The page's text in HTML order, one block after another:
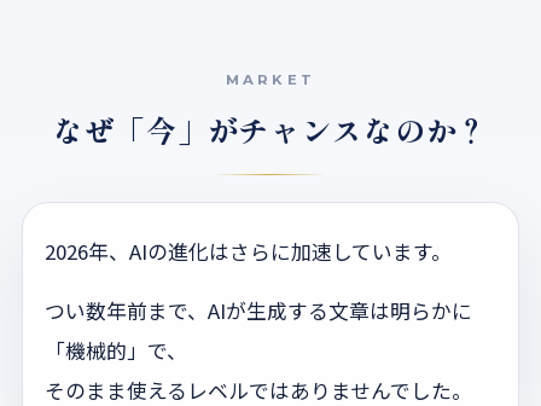
なぜ「今」がチャンスなのか？
2026年、AIの進化はさらに加速しています。
つい数年前まで、AIが生成する文章は明らかに
「機械的」で、
そのまま使えるレベルではありませんでした。